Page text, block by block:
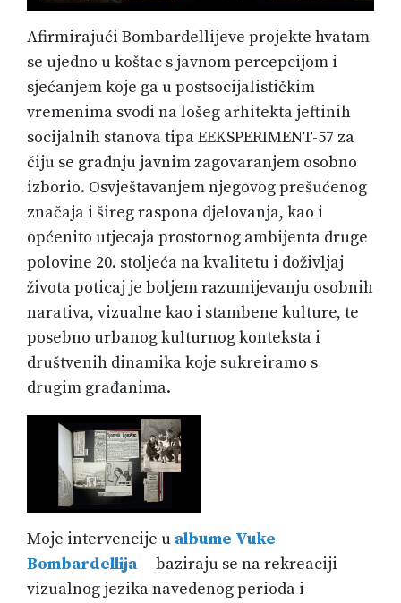
Afirmirajući Bombardellijeve projekte hvatam
se ujedno u koštac s javnom percepcijom i
sjećanjem koje ga u postsocijalističkim
vremenima svodi na lošeg arhitekta jeftinih
socijalnih stanova tipa EEKSPERIMENT-57 za
čiju se gradnju javnim zagovaranjem osobno
izborio. Osvještavanjem njegovog prešućenog
značaja i šireg raspona djelovanja, kao i
općenito utjecaja prostornog ambijenta druge
polovine 20. stoljeća na kvalitetu i doživljaj
života poticaj je boljem razumijevanju osobnih
narativa, vizualne kao i stambene kulture, te
posebno urbanog kulturnog konteksta i
društvenih dinamika koje sukreiramo s
drugim građanima.
Moje intervencije u albume Vuke
Bombardellija
baziraju se na rekreaciji
vizualnog jezika navedenog perioda i